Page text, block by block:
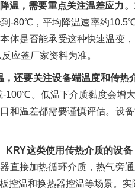
温，需要重点关注温差应力。
-80℃，平均降温速率约
体是否能承受这种快速温变
应釜厂家资料为准。
还要关注设备端温度和传热
100℃。低温下介质黏度会增
和温差都需要谨慎评估。设
KRY这类使用传热介质的设备
直接加热循环介质，热气旁
控温和换热器控温等场景。